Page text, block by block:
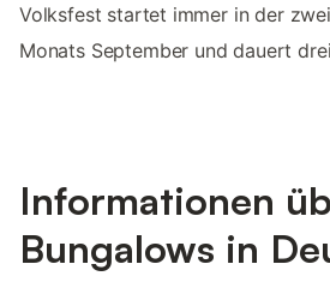
Volksfest startet immer in der
Monats September und dauert
Informationen
Bungalows in